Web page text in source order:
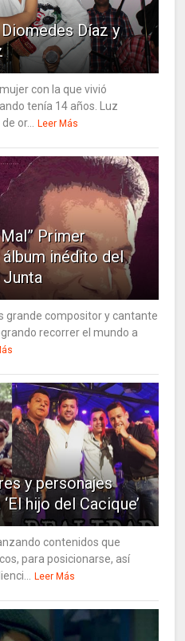
Díaz y
con la que vivió
tenía 14 años. Luz
or...
Leer Más
Primer
inédito del
Junta
grande compositor y cantante
recorrer el mundo a
y personajes
hijo del Cacique’
contenidos que
para posicionarse, así
Leer Más